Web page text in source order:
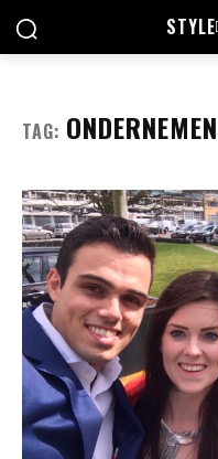
STYLE
TAG: ONDERNEMEN